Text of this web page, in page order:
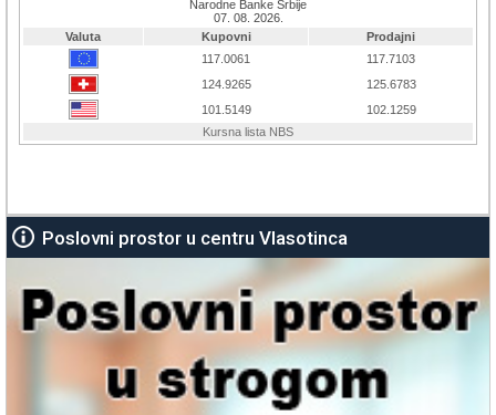
Poslovni prostor u centru Vlasotinca